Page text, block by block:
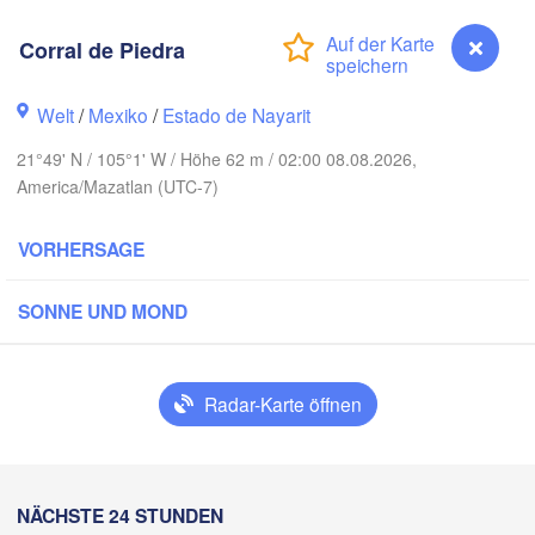
Corral de Piedra
Welt/Mexiko /Estado de Nayarit
21°49' N / 105°1' W / Höhe 62 m / 02:00 08.08.2026,
America/Mazatlan (UTC-7)
VORHERSAGE
SONNE UND MOND
Radar-Karte öffnen
NÄCHSTE 24 STUNDEN
Chihuahua
Durango
Hidalgo
Corral de Piedra
T